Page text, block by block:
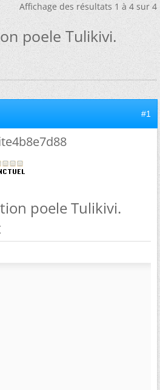
Affichage des résultats 1 à 4 sur 4
poele Tulikivi.
#1
poele Tulikivi.